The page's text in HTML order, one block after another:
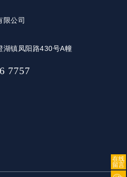
限公司
湖镇凤阳路430号A幢
7757
在线
留言